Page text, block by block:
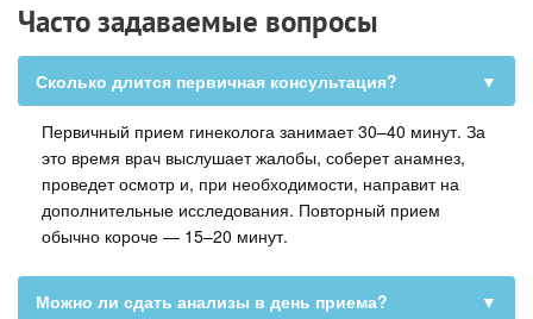
Часто задаваемые вопросы
Сколько длится первичная консультация? ▼
Первичный прием гинеколога занимает 30–40 минут. За
это время врач выслушает жалобы, соберет анамнез,
проведет осмотр и, при необходимости, направит на
дополнительные исследования. Повторный прием
обычно короче — 15–20 минут.
Можно ли сдать анализы в день приема? ▼